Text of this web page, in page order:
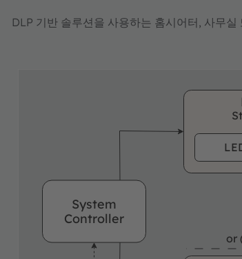
DLP 기반 솔루션을 사용하는 홈시어터, 사무
or
System
Controller